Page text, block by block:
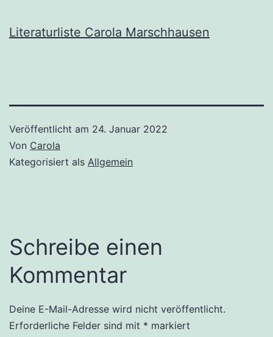
Literaturliste Carola Marschhausen
Veröffentlicht am 24. Januar 2022
Von Carola
Kategorisiert als Allgemein
Schreibe einen
Kommentar
Deine E-Mail-Adresse wird nicht veröffentlicht.
Erforderliche Felder sind mit * markiert